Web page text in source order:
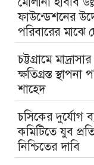
ফাউন্ডেশনের
পরিবারের মাঝে
চট্টগ্রামে
ক্ষতিগ্রস্ত স্থাপনা
শাহেদ
চসিকের দুর্যোগ
কমিটিতে যুব
নিশ্চিতের দাবি